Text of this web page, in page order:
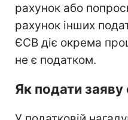
рахунок або
рахунок інших
ЄСВ діє окрема
не є податком.
Як подати заяву